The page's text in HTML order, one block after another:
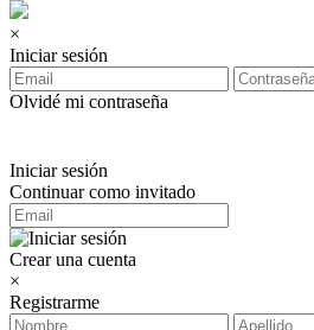
×
Iniciar sesión
Olvidé mi contraseña
Iniciar sesión
Continuar como invitado
Crear una cuenta
×
Registrarme